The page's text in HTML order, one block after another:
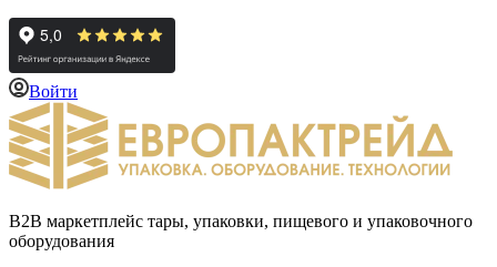
Войти
B2B маркетплейс тары, упаковки, пищевого и упаковочного
оборудования